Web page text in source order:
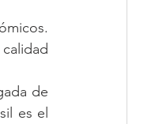
de
es el